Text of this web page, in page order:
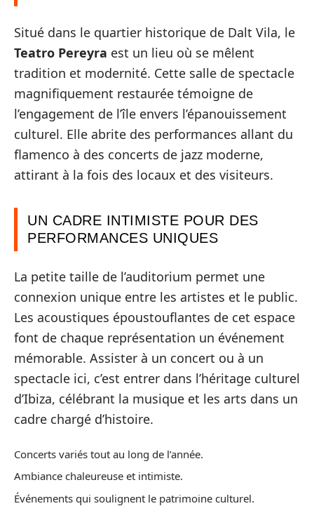
Situé dans le quartier historique de Dalt Vila, le
Teatro Pereyra est un lieu où se mêlent
tradition et modernité. Cette salle de spectacle
magnifiquement restaurée témoigne de
l’engagement de l’île envers l’épanouissement
culturel. Elle abrite des performances allant du
flamenco à des concerts de jazz moderne,
attirant à la fois des locaux et des visiteurs.
UN CADRE INTIMISTE POUR DES
PERFORMANCES UNIQUES
La petite taille de l’auditorium permet une
connexion unique entre les artistes et le public.
Les acoustiques époustouflantes de cet espace
font de chaque représentation un événement
mémorable. Assister à un concert ou à un
spectacle ici, c’est entrer dans l’héritage culturel
d’Ibiza, célébrant la musique et les arts dans un
cadre chargé d’histoire.
Concerts variés tout au long de l’année.
Ambiance chaleureuse et intimiste.
Événements qui soulignent le patrimoine culturel.